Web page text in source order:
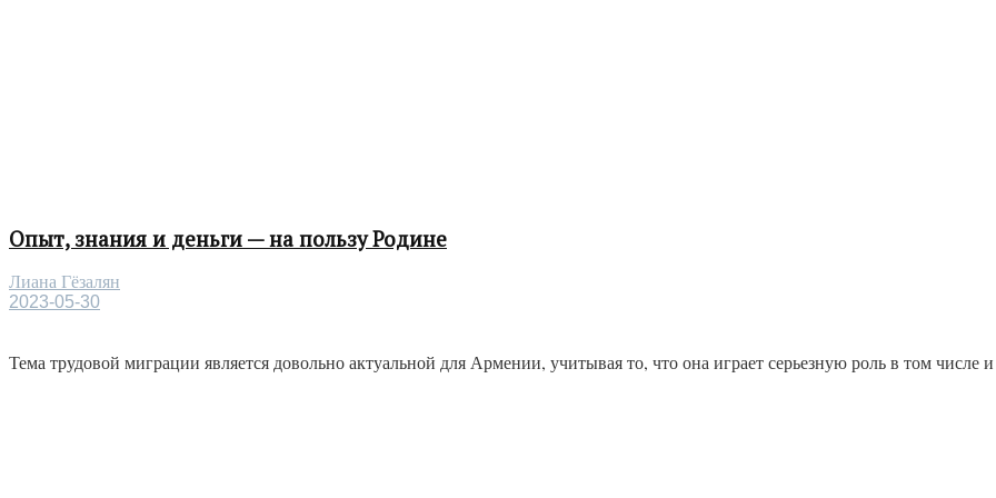
Опыт, знания и деньги — на пользу Родине
Лиана Гёзалян
2023-05-30
Тема трудовой миграции является довольно актуальной для Армении, учитывая то, что она играет серьезную роль в том числе